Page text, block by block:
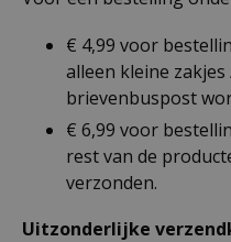
€ 4,99 voor
alleen kleine
brievenbuspost
€ 6,99 voor
rest van de
verzonden.
Uitzonderlijke